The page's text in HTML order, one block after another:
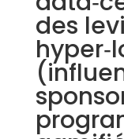
des